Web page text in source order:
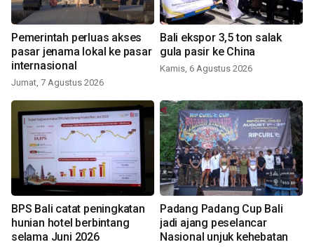
Pemerintah perluas akses
pasar jenama lokal ke pasar
internasional
Jumat, 7 Agustus 2026
Bali ekspor 3,5 ton salak
gula pasir ke China
Kamis, 6 Agustus 2026
BPS Bali catat peningkatan
hunian hotel berbintang
selama Juni 2026
Padang Padang Cup Bali
jadi ajang peselancar
Nasional unjuk kehebatan